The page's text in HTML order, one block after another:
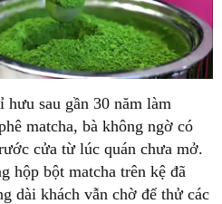
sau gần 30 năm làm
matcha, bà không ngờ có
cửa từ lúc quán chưa mở.
hộp bột matcha trên kệ đã
dài khách vẫn chờ để thử các